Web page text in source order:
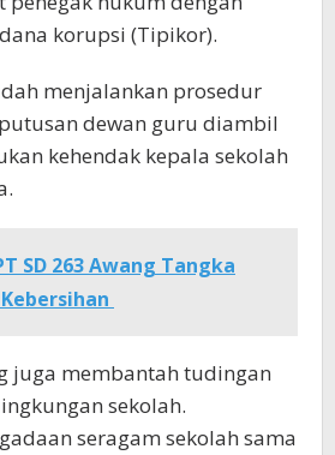
korupsi (Tipikor).
menjalankan prosedur
dewan guru diambil
kehendak kepala sekolah
SD 263 Awang Tangka
juga membantah tudingan
sekolah.
seragam sekolah sama